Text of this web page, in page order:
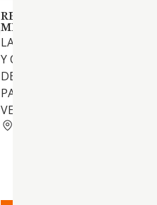
REPRESENTACIONS MANEL
MESTRE SL
LA REPRESENTACION
Y COMPRA VENTA DE TODO
DE ARTICULOS Y RECAMBIOS
PARA EL AUTOMOVIL Y
VEHICULOS INDUSTRIALES